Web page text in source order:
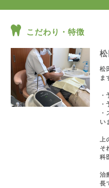
こだわり・特徴
松
ま
い
上
そ
科
治
長